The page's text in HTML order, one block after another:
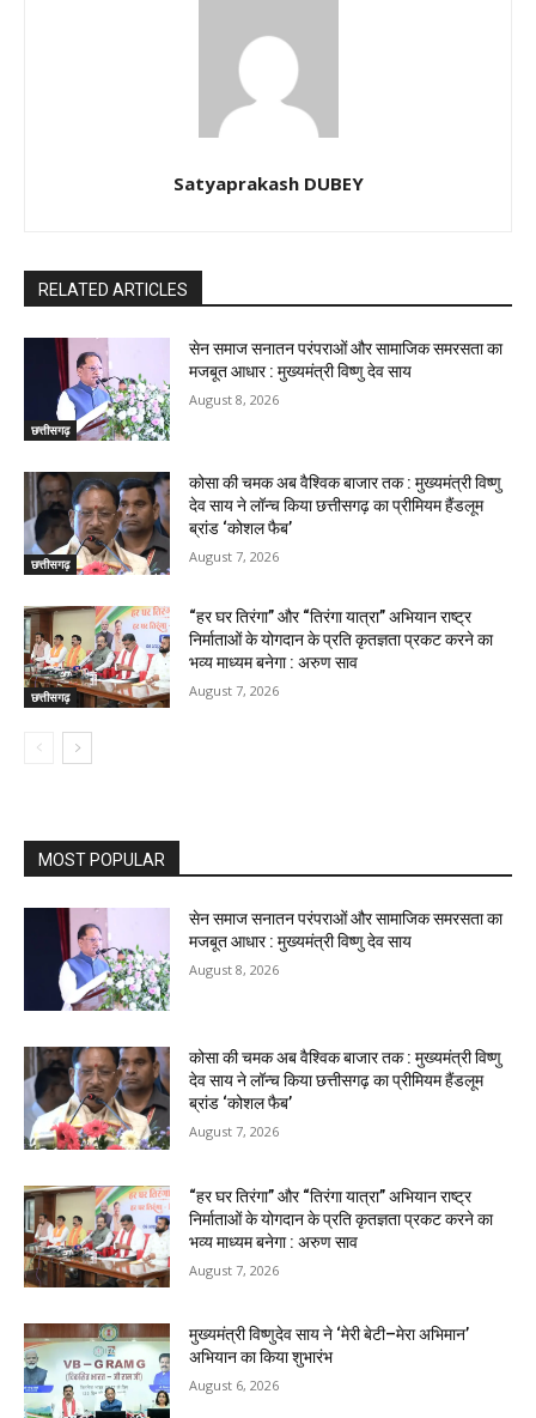
Satyaprakash DUBEY
RELATED ARTICLES
छत्तीसगढ़
सेन समाज सनातन परंपराओं और सामाजिक समरसता का
मजबूत आधार : मुख्यमंत्री विष्णु देव साय
August 8, 2026
छत्तीसगढ़
कोसा की चमक अब वैश्विक बाजार तक : मुख्यमंत्री विष्णु
देव साय ने लॉन्च किया छत्तीसगढ़ का प्रीमियम हैंडलूम
ब्रांड ‘कोशल फैब’
August 7, 2026
छत्तीसगढ़
“हर घर तिरंगा” और “तिरंगा यात्रा” अभियान राष्ट्र
निर्माताओं के योगदान के प्रति कृतज्ञता प्रकट करने का
भव्य माध्यम बनेगा : अरुण साव
August 7, 2026
MOST POPULAR
सेन समाज सनातन परंपराओं और सामाजिक समरसता का
मजबूत आधार : मुख्यमंत्री विष्णु देव साय
August 8, 2026
कोसा की चमक अब वैश्विक बाजार तक : मुख्यमंत्री विष्णु
देव साय ने लॉन्च किया छत्तीसगढ़ का प्रीमियम हैंडलूम
ब्रांड ‘कोशल फैब’
August 7, 2026
“हर घर तिरंगा” और “तिरंगा यात्रा” अभियान राष्ट्र
निर्माताओं के योगदान के प्रति कृतज्ञता प्रकट करने का
भव्य माध्यम बनेगा : अरुण साव
August 7, 2026
मुख्यमंत्री विष्णुदेव साय ने ‘मेरी बेटी–मेरा अभिमान’
अभियान का किया शुभारंभ
August 6, 2026